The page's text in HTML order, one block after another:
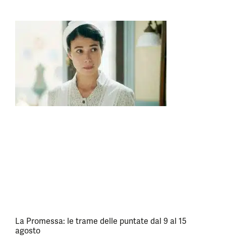
La Promessa: le trame delle puntate dal 9 al 15
agosto